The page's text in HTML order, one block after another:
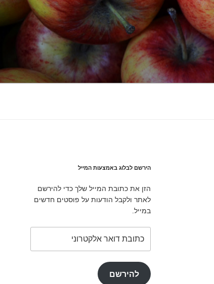
הירשם לבלוג באמצעות המייל
הזן את כתובת המייל שלך כדי להירשם
לאתר ולקבל הודעות על פוסטים חדשים
במייל.
דואר
להירשם